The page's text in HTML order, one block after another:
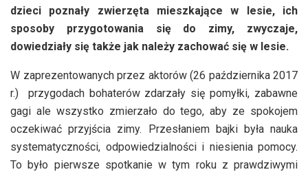
dzieci poznały zwierzęta mieszkające w lesie, ich
sposoby przygotowania się do zimy, zwyczaje,
dowiedziały się także jak należy zachować się w lesie.
W zaprezentowanych przez aktorów (26 października 2017
r.) przygodach bohaterów zdarzały się pomyłki, zabawne
gagi ale wszystko zmierzało do tego, aby ze spokojem
oczekiwać przyjścia zimy. Przesłaniem bajki była nauka
systematyczności, odpowiedzialności i niesienia pomocy.
To było pierwsze spotkanie w tym roku z prawdziwymi